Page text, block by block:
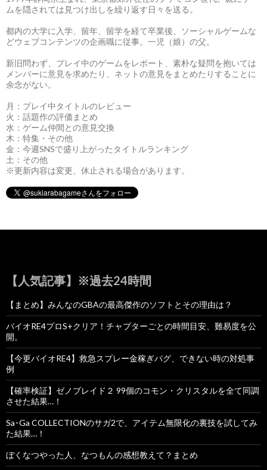
ムを隠されては見つけ出しを繰り返す日々を送る。
都内の大学に入学、留年、留学を経て卒業後、ソーシャルゲームな
どウェブコンテンツの企画職に従事。一児（娘）の父。
新旧問わず、プレイ中のゲームをレポート、素朴な疑問を抱いては
メンバーに意見を求めたり、ネットの意見をまとめたりすることに
余念がない。
月：プレイ中タイトルのレビュー
火：話題作の評価まとめ
水：ゲーム仲間との意見交換
木：特集・その他
金：今週SNSで盛り上がったタイトルランキング
土：その他
※更新内容は変更、休止される場合があります。
【人気記事】※過去24時間
【まとめ】みんなのGBAの最高傑作のソフトとその理由は？
バイオRE4プロS+クリア！チャプターごとの時間目安、難易度を公
開。
【今更バイオRE4】救急スプレー金稼ぎバグ、できない時の対処事
例
【確率検証】ゼノブレイド２ 99個のコモン・クリスタルを全て同調
させた結果…！
Sa･Ga COLLECTIONのサガ2で、アイテム無限化の裏技を試してみ
た結果…！
ぼくなつやった人、なつもんの感想教えて？まとめ